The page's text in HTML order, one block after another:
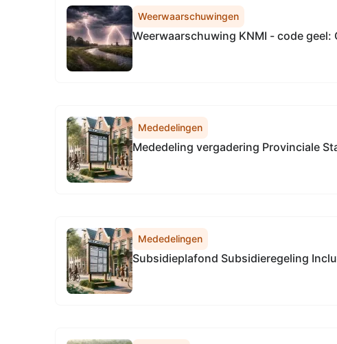
Weerwaarschuwingen
Weerwaarschuwing KNMI - code geel:
Mededelingen
Mededeling vergadering Provinciale
Mededelingen
Subsidieplafond Subsidieregeling